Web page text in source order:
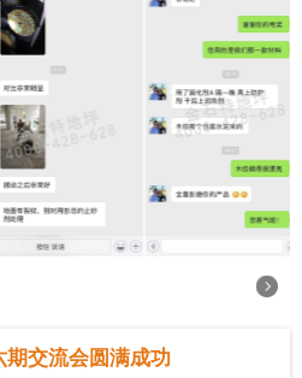
期交流会圆满成功